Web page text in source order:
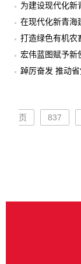
为建设现代化新
在现代化新青海
打造绿色有机农
宏伟蓝图赋予新
踔厉奋发 推动
页
837